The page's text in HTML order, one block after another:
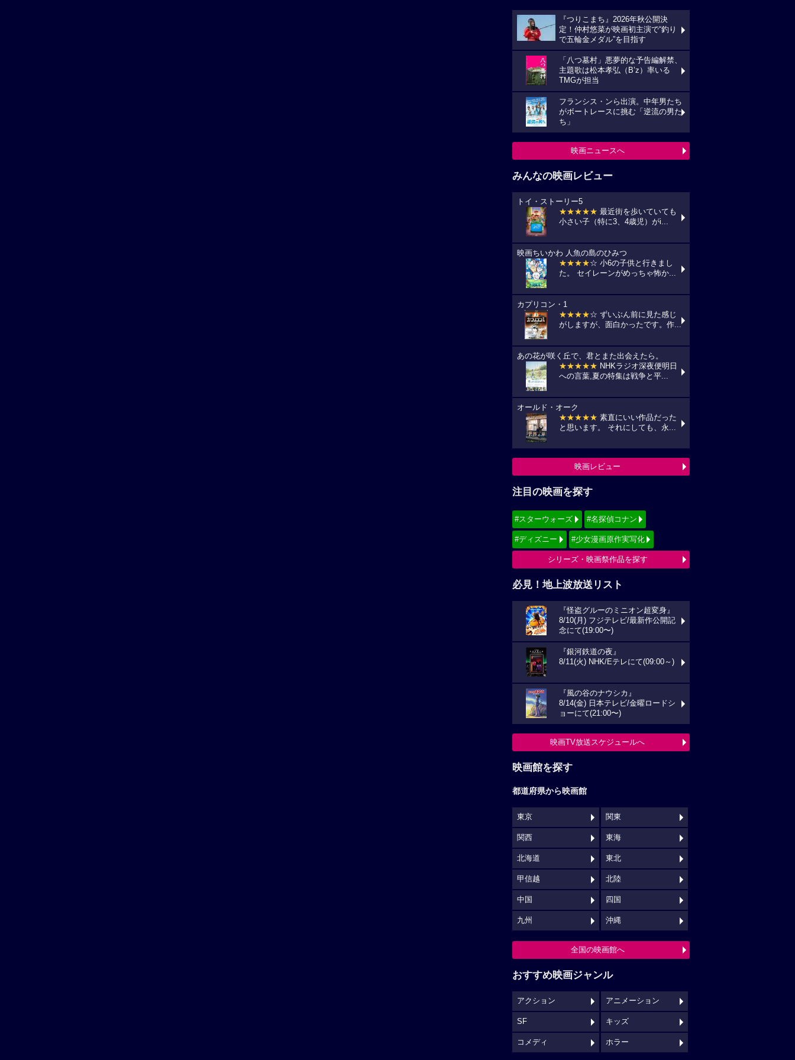
『つりこまち』2026年秋公開決
定！仲村悠菜が映画初主演で“釣り
で五輪金メダル”を目指す
「八つ墓村」悪夢的な予告編解禁、
主題歌は松本孝弘（B’z）率いる
TMGが担当
フランシス・ンら出演。中年男たち
がボートレースに挑む「逆流の男た
ち」
映画ニュースへ
みんなの映画レビュー
トイ・ストーリー5
★★★★★ 最近街を歩いていても
小さい子（特に3、4歳児）がi...
映画ちいかわ 人魚の島のひみつ
★★★★☆ 小6の子供と行きまし
た。 セイレーンがめっちゃ怖か...
カプリコン・1
★★★★☆ ずいぶん前に見た感じ
がしますが、面白かったです。作...
あの花が咲く丘で、君とまた出会えたら。
★★★★★ NHKラジオ深夜便明日
への言葉,夏の特集は戦争と平...
オールド・オーク
★★★★★ 素直にいい作品だった
と思います。 それにしても、永...
映画レビュー
注目の映画を探す
#スターウォーズ #名探偵コナン
#ディズニー #少女漫画原作実写化
シリーズ・映画祭作品を探す
必見！地上波放送リスト
『怪盗グルーのミニオン超変身』
8/10(月) フジテレビ/最新作公開記
念にて(19:00〜)
『銀河鉄道の夜』
8/11(火) NHK/Eテレにて(09:00～)
『風の谷のナウシカ』
8/14(金) 日本テレビ/金曜ロードシ
ョーにて(21:00〜)
映画TV放送スケジュールへ
映画館を探す
都道府県から映画館
東京 関東
関西 東海
北海道 東北
甲信越 北陸
中国 四国
九州 沖縄
全国の映画館へ
おすすめ映画ジャンル
アクション アニメーション
SF キッズ
コメディ ホラー